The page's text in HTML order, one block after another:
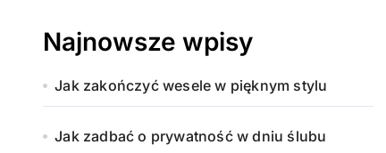
Najnowsze wpisy
Jak zakończyć wesele w pięknym stylu
Jak zadbać o prywatność w dniu ślubu